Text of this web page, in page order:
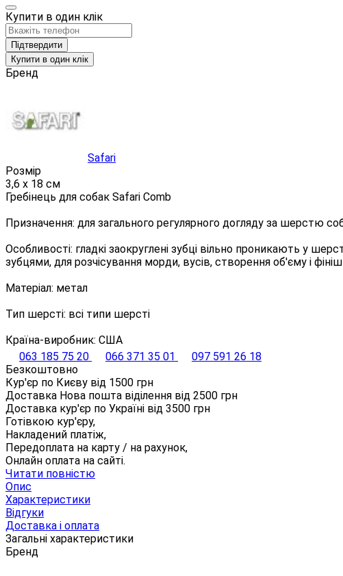
Купити в один клік
Підтвердити
Купити в один клік
Бренд
Safari
Розмір
3,6 х 18 см
Гребінець для собак Safari Comb
Призначення: для загального регулярного догляду за шерстю
Особливості: гладкі заокруглені зубці вільно проникають у
зубцями, для розчісування морди, вусів, створення об'єму і
Матеріал: метал
Тип шерсті: всі типи шерсті
Країна-виробник: США
063 185 75 20
066 371 35 01
097 591 26 18
Безкоштовно
Кур'єр по Києву від 1500 грн
Доставка Нова пошта віділення від 2500 грн
Доставка кур'єр по Україні від 3500 грн
Готівкою кур'єру,
Накладений платіж,
Передоплата на карту / на рахунок,
Онлайн оплата на сайті.
Читати повністю
Опис
Характеристики
Відгуки
Доставка і оплата
Загальні характеристики
Бренд